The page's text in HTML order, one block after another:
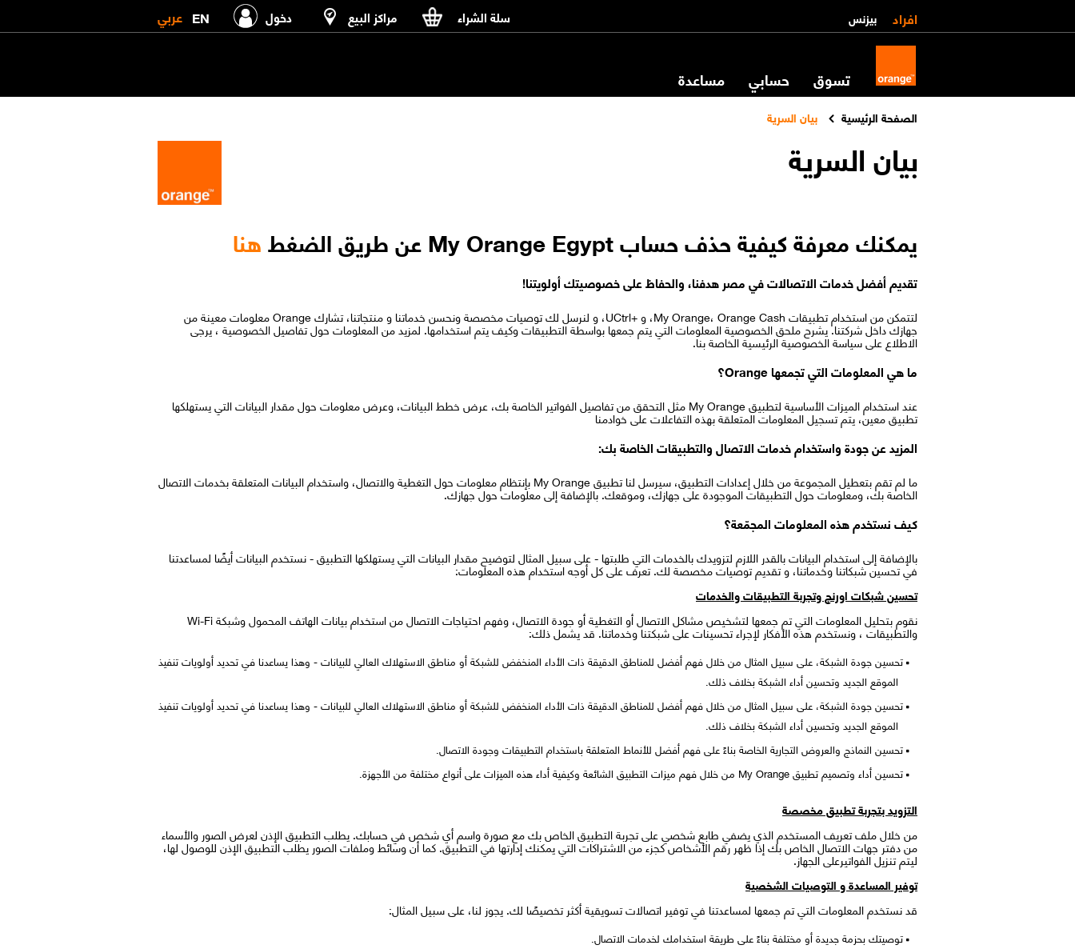
افراد بيزنس سلة الشراء مراكز البيع دخول EN عربي
تسوق حسابي مساعدة
الصفحة الرئيسية بيان السرية
بيان السرية
يمكنك معرفة كيفية حذف حساب My Orange Egypt عن طريق الضغط هنا
تقديم أفضل خدمات الاتصالات في مصر هدفنا، والحفاظ على خصوصيتك أولويتنا!
لتتمكن من استخدام تطبيقات My Orange، Orange Cash، و +UCtrl، و لنرسل لك توصيات مخصصة ونحسن خدماتنا و منتجاتنا، تشارك Orange معلومات معينة من
جهازك داخل شركتنا. يشرح ملحق الخصوصية المعلومات التي يتم جمعها بواسطة التطبيقات وكيف يتم استخدامها. لمزيد من المعلومات حول تفاصيل الخصوصية ، يرجى
الاطلاع على سياسة الخصوصية الرئيسية الخاصة بنا.
ما هي المعلومات التي تجمعها Orange؟
عند استخدام الميزات الأساسية لتطبيق My Orange مثل التحقق من تفاصيل الفواتير الخاصة بك، عرض خطط البيانات، وعرض معلومات حول مقدار البيانات التي يستهلكها
تطبيق معين، يتم تسجيل المعلومات المتعلقة بهذه التفاعلات على خوادمنا
المزيد عن جودة واستخدام خدمات الاتصال والتطبيقات الخاصة بك:
ما لم تقم بتعطيل المجموعة من خلال إعدادات التطبيق، سيرسل لنا تطبيق My Orange بإنتظام معلومات حول التغطية والاتصال، واستخدام البيانات المتعلقة بخدمات الاتصال
الخاصة بك، ومعلومات حول التطبيقات الموجودة على جهازك، وموقعك. بالإضافة إلى معلومات حول جهازك.
كيف نستخدم هذه المعلومات المجمّعة؟
بالإضافة إلى استخدام البيانات بالقدر اللازم لتزويدك بالخدمات التي طلبتها - على سبيل المثال لتوضيح مقدار البيانات التي يستهلكها التطبيق - نستخدم البيانات أيضًا لمساعدتنا
في تحسين شبكاتنا وخدماتنا، و تقديم توصيات مخصصة لك. تعرف على كل أوجه استخدام هذه المعلومات:
تحسين شبكات اورنچ وتجربة التطبيقات والخدمات
نقوم بتحليل المعلومات التي تم جمعها لتشخيص مشاكل الاتصال أو التغطية أو جودة الاتصال، وفهم احتياجات الاتصال من استخدام بيانات الهاتف المحمول وشبكة Wi-Fi
والتطبيقات ، ونستخدم هذه الأفكار لإجراء تحسينات على شبكتنا وخدماتنا. قد يشمل ذلك:
تحسين جودة الشبكة، على سبيل المثال من خلال فهم أفضل للمناطق الدقيقة ذات الأداء المنخفض للشبكة أو مناطق الاستهلاك العالي للبيانات - وهذا يساعدنا في تحديد أولويات تنفيذ
الموقع الجديد وتحسين أداء الشبكة بخلاف ذلك.
تحسين جودة الشبكة، على سبيل المثال من خلال فهم أفضل للمناطق الدقيقة ذات الأداء المنخفض للشبكة أو مناطق الاستهلاك العالي للبيانات - وهذا يساعدنا في تحديد أولويات تنفيذ
الموقع الجديد وتحسين أداء الشبكة بخلاف ذلك.
تحسين النماذج والعروض التجارية الخاصة بناءً على فهم أفضل للأنماط المتعلقة باستخدام التطبيقات وجودة الاتصال.
تحسين أداء وتصميم تطبيق My Orange من خلال فهم ميزات التطبيق الشائعة وكيفية أداء هذه الميزات على أنواع مختلفة من الأجهزة.
التزويد بتجربة تطبيق مخصصة
من خلال ملف تعريف المستخدم الذي يضفي طابع شخصي على تجربة التطبيق الخاص بك مع صورة واسم أي شخص في حسابك. يطلب التطبيق الإذن لعرض الصور والأسماء
من دفتر جهات الاتصال الخاص بك إذا ظهر رقم الأشخاص كجزء من الاشتراكات التي يمكنك إدارتها في التطبيق. كما أن وسائط وملفات الصور يطلب التطبيق الإذن للوصول لها،
ليتم تنزيل الفواتيرعلى الجهاز.
توفير المساعدة و التوصيات الشخصية
قد نستخدم المعلومات التي تم جمعها لمساعدتنا في توفير اتصالات تسويقية أكثر تخصيصًا لك. يجوز لنا، على سبيل المثال:
توصيتك بحزمة جديدة أو مختلفة بناءً على طريقة استخدامك لخدمات الاتصال.